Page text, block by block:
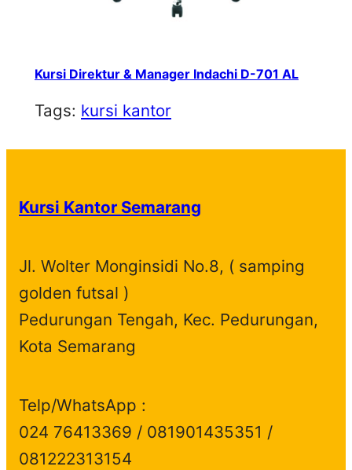
Kursi Direktur & Manager Indachi D-701 AL
Tags: kursi kantor
Kursi Kantor Semarang
Jl. Wolter Monginsidi No.8, ( samping
golden futsal )
Pedurungan Tengah, Kec. Pedurungan,
Kota Semarang
Telp/WhatsApp :
024 76413369 / 081901435351 /
081222313154